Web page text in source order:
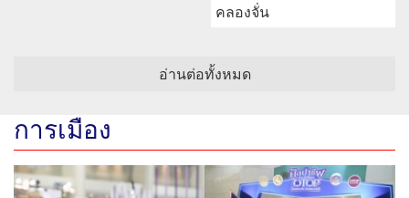
คลองจั่น
อ่านต่อทั้งหมด
การเมือง